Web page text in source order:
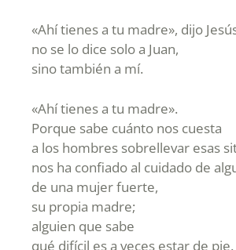
«Ahí tienes a tu madre», dijo
no se lo dice solo a Juan,
sino también a mí.
«Ahí tienes a tu madre».
Porque sabe cuánto nos cuesta
a los hombres sobrellevar esas
nos ha confiado al cuidado de
de una mujer fuerte,
su propia madre;
alguien que sabe
qué difícil es a veces estar de pie.